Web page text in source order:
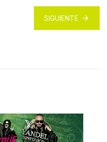
SIGUIENTE